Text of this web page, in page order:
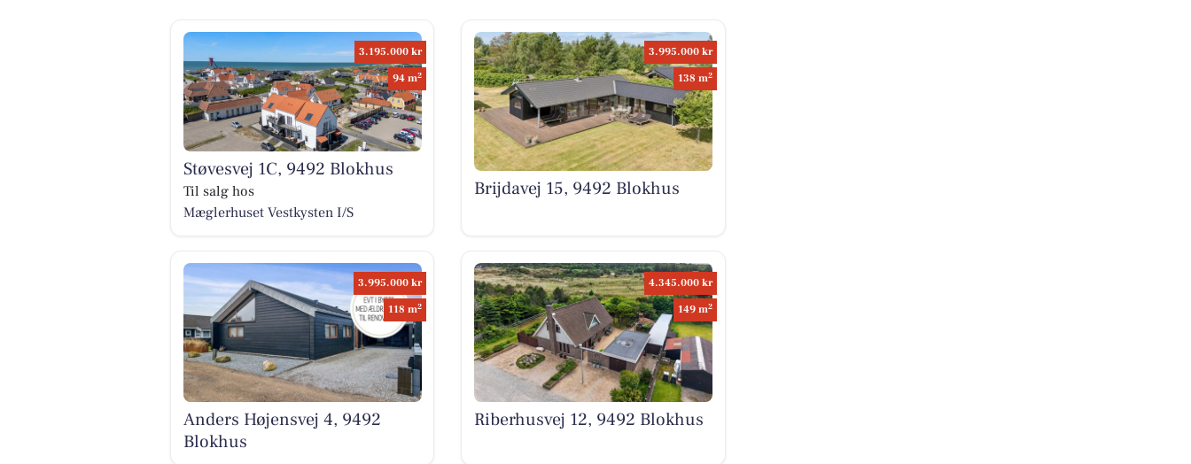
3.195.000 kr
94 m2
Støvesvej 1C, 9492 Blokhus
Til salg hos
Mæglerhuset Vestkysten I/S
3.995.000 kr
138 m2
Brijdavej 15, 9492 Blokhus
3.995.000 kr
118 m2
Anders Højensvej 4, 9492
Blokhus
4.345.000 kr
149 m2
Riberhusvej 12, 9492 Blokhus